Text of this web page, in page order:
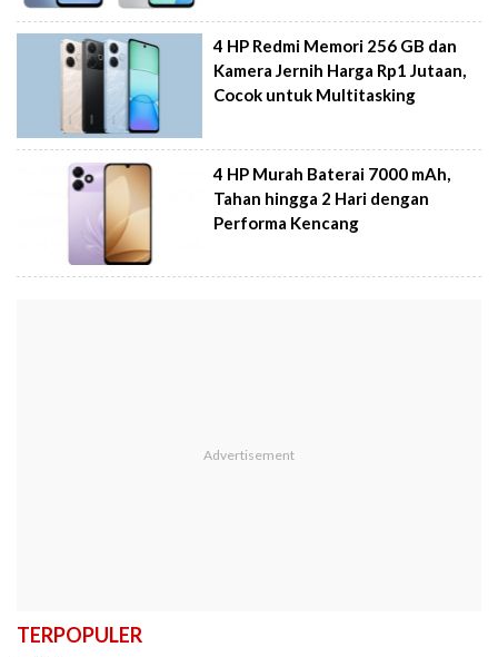
4 HP Redmi Memori 256 GB dan
Kamera Jernih Harga Rp1 Jutaan,
Cocok untuk Multitasking
4 HP Murah Baterai 7000 mAh,
Tahan hingga 2 Hari dengan
Performa Kencang
TERPOPULER